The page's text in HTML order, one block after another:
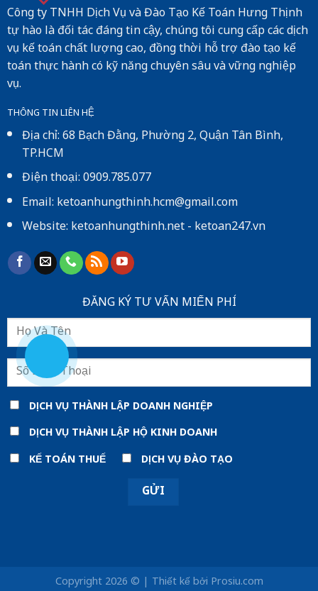
Công ty TNHH Dịch Vụ và Đào Tạo Kế Toán Hưng Thịnh
tự hào là đối tác đáng tin cậy, chúng tôi cung cấp các dịch
vụ kế toán chất lượng cao, đồng thời hỗ trợ đào tạo kế
toán thực hành có kỹ năng chuyên sâu và vững nghiệp
vụ.
THÔNG TIN LIÊN HỆ
Địa chỉ: 68 Bạch Đằng, Phường 2, Quận Tân Bình,
TP.HCM
Điện thoại: 0909.785.077
Email: ketoanhungthinh.hcm@gmail.com
Website:ketoanhungthinh.net-ketoan247.vn
ĐĂNG KÝ TƯ VẤN MIẾN PHÍ
DỊCH VỤ THÀNH LẬP DOANH NGHIỆP
DỊCH VỤ THÀNH LẬP HỘ KINH DOANH
KẾ TOÁN THUẾ
DỊCH VỤ ĐÀO TẠO
Copyright 2026 © | Thiết kế bởiProsiu.com